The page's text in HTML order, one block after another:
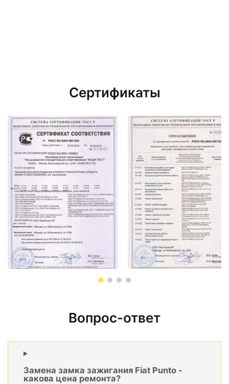
Сертификаты
Вопрос-ответ
Замена замка зажигания Fiat Punto -
какова цена ремонта?